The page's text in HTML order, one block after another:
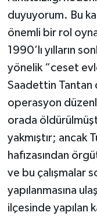
duyuyorum. Bu
önemli bir rol
1990’lı yılların
yönelik “ceset
Saadettin Tantan
operasyon
orada
yakmıştır; ancak
hafızasından
ve bu çalışmalar
yapılanmasına
ilçesinde yapılan